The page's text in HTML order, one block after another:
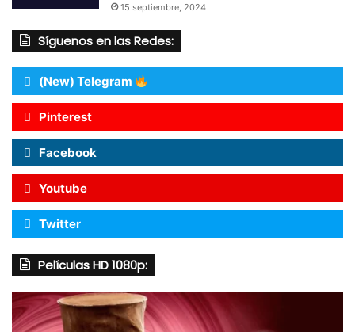
15 septiembre, 2024
Síguenos en las Redes:
(New) Telegram
Pinterest
Facebook
Youtube
Twitter
Películas HD 1080p: